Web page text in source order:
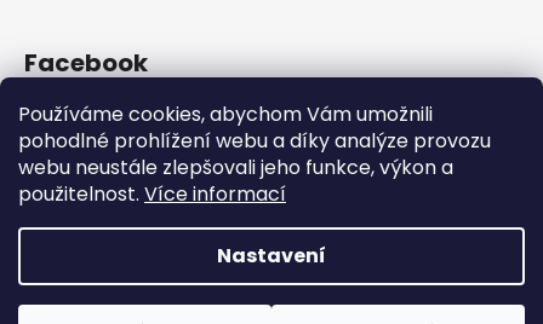
Používáme cookies, abychom Vám umožnili
pohodlné prohlížení webu a díky analýze provozu
webu neustále zlepšovali jeho funkce, výkon a
použitelnost. Více informací
Nastavení
Facebook
Coat-Master.cz Doplňky ve 100% kvalitě za 10% ceny
Copyright 2026Coat-Master.cz. Všechna práva